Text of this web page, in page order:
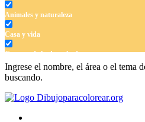
Animales y naturaleza
Casa y vida
Cuentos de hadas y hadas
Deporte
Dinosaurios
Ingrese el nombre, el área o el tema
buscando.